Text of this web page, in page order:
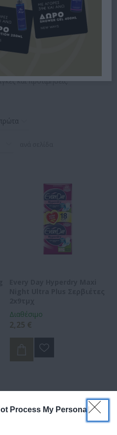
Process My Personal
αποτελούν βασικά προϊόντα
καθημερινή φροντίδα κατά την
βρείτε επιλεγμένα προϊόντα
και προτιμήσεις.
Διαθέσιμο
2,25 €